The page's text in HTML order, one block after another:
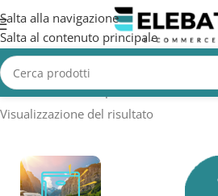
Salta alla navigazione
Salta al contenuto principale
Home/Prodotto Capacità in AH/Ah 420
Visualizzazione del risultato